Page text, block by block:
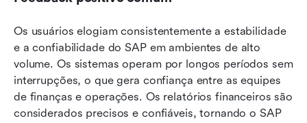
Os usuários elogiam consistentemente a estabilidade
e a confiabilidade do SAP em ambientes de alto
volume. Os sistemas operam por longos períodos sem
interrupções, o que gera confiança entre as equipes
de finanças e operações. Os relatórios financeiros são
considerados precisos e confiáveis, tornando o SAP